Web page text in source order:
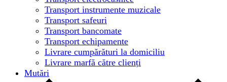
Transport instrumente muzicale
Transport safeuri
Transport bancomate
Transport echipamente
Livrare cumpărături la domiciliu
Livrare marfă către clienți
Mutări